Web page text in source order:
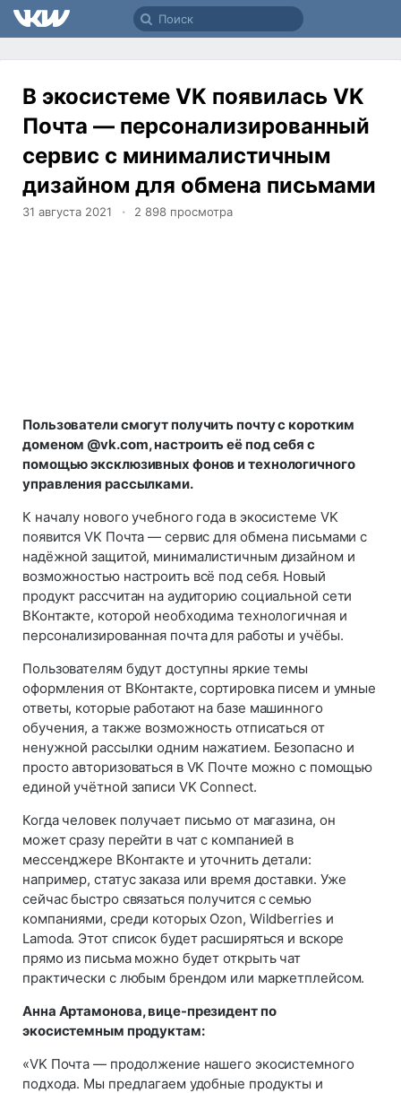
В экосистеме VK появилась VK
Почта — персонализированный
сервис с минималистичным
дизайном для обмена письмами
31 августа 2021 2 898 просмотра
Пользователи смогут получить почту с коротким
доменом @vk.com, настроить её под себя с
помощью эксклюзивных фонов и технологичного
управления рассылками.
К началу нового учебного года в экосистеме VK
появится VK Почта — сервис для обмена письмами с
надёжной защитой, минималистичным дизайном и
возможностью настроить всё под себя. Новый
продукт рассчитан на аудиторию социальной сети
ВКонтакте, которой необходима технологичная и
персонализированная почта для работы и учёбы.
Пользователям будут доступны яркие темы
оформления от ВКонтакте, сортировка писем и умные
ответы, которые работают на базе машинного
обучения, а также возможность отписаться от
ненужной рассылки одним нажатием. Безопасно и
просто авторизоваться в VK Почте можно с помощью
единой учётной записи VK Connect.
Когда человек получает письмо от магазина, он
может сразу перейти в чат с компанией в
мессенджере ВКонтакте и уточнить детали:
например, статус заказа или время доставки. Уже
сейчас быстро связаться получится с семью
компаниями, среди которых Ozon, Wildberries и
Lamoda. Этот список будет расширяться и вскоре
прямо из письма можно будет открыть чат
практически с любым брендом или маркетплейсом.
Анна Артамонова, вице-президент по
экосистемным продуктам:
«VK Почта — продолжение нашего экосистемного
подхода. Мы предлагаем удобные продукты и